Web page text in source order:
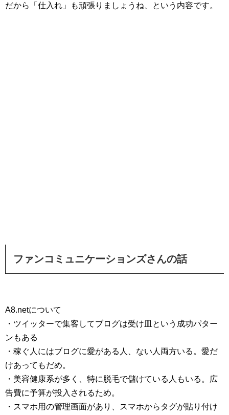
だから「仕入れ」も頑張りましょうね、という内容です。
ファンコミュニケーションズさんの話
A8.netについて
・ツイッターで集客してブログは受け皿という成功パター
ンもある
・稼ぐ人にはブログに愛がある人、ない人両方いる。愛だ
けあってもだめ。
・美容健康系が多く、特に脱毛で儲けている人もいる。広
告費に予算が投入されるため。
・スマホ用の管理画面があり、スマホからタグが貼り付け